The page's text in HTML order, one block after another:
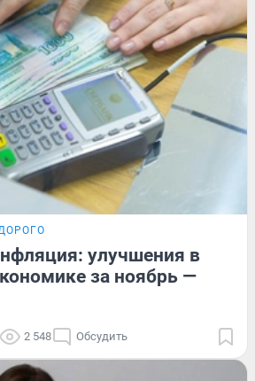
улучшения в
за ноябрь —
2 548 Обсудить